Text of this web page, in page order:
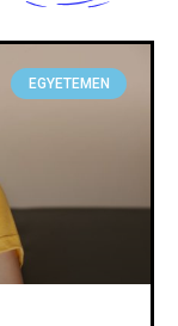
EGYETEMEN